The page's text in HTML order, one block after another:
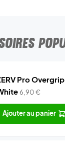
Pro
6,90€
Ajouter au panier